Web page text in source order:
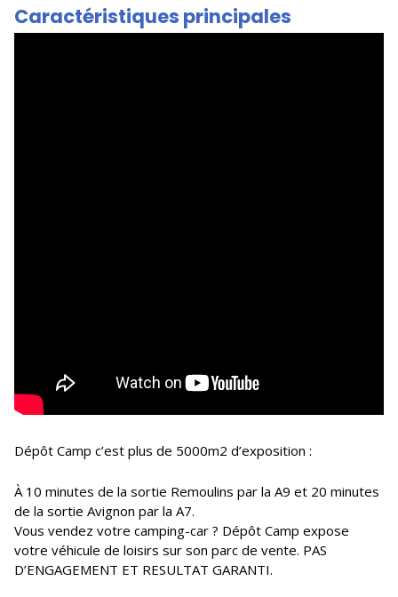
Caractéristiques principales
Dépôt Camp c’est plus de 5000m2 d’exposition :
À 10 minutes de la sortie Remoulins par la A9 et 20 minutes
de la sortie Avignon par la A7.
Vous vendez votre camping-car ? Dépôt Camp expose
votre véhicule de loisirs sur son parc de vente. PAS
D’ENGAGEMENT ET RESULTAT GARANTI.